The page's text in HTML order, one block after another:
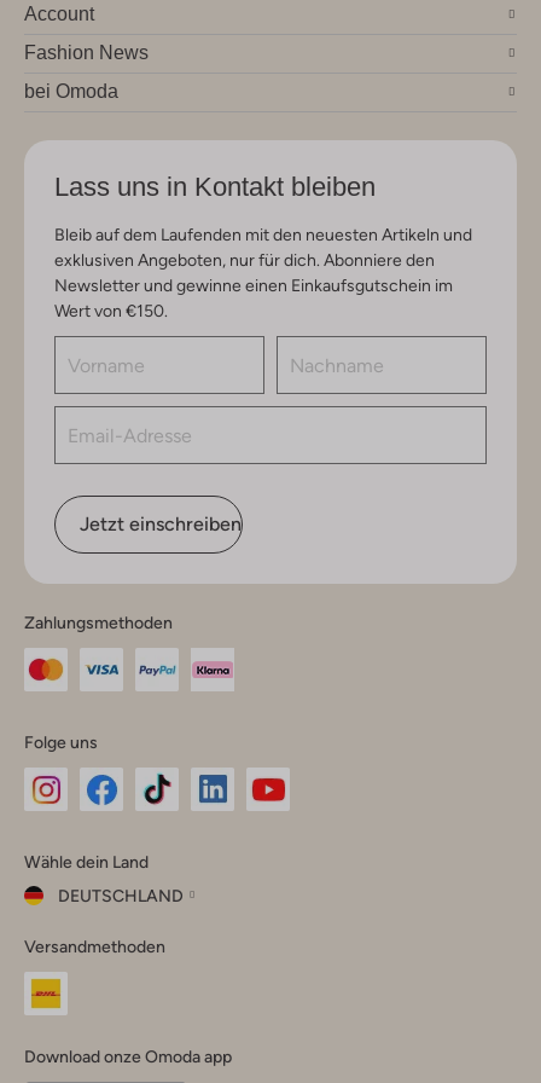
Account
Fashion News
bei Omoda
Lass uns in Kontakt bleiben
Bleib auf dem Laufenden mit den neuesten Artikeln und
exklusiven Angeboten, nur für dich. Abonniere den
Newsletter und gewinne einen Einkaufsgutschein im
Wert von €150.
Jetzt einschreiben
Zahlungsmethoden
Folge uns
Instagram
Facebook
TikTok
Wähle dein Land
DEUTSCHLAND
dein
Land
Versandmethoden
Download onze Omoda app